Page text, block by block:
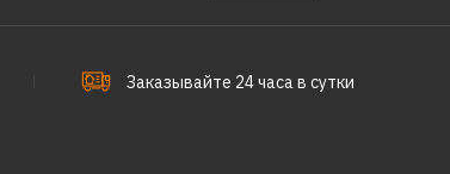
Бензопила BRAIT BR 45-18
Заказывайте 24 часа в сутки